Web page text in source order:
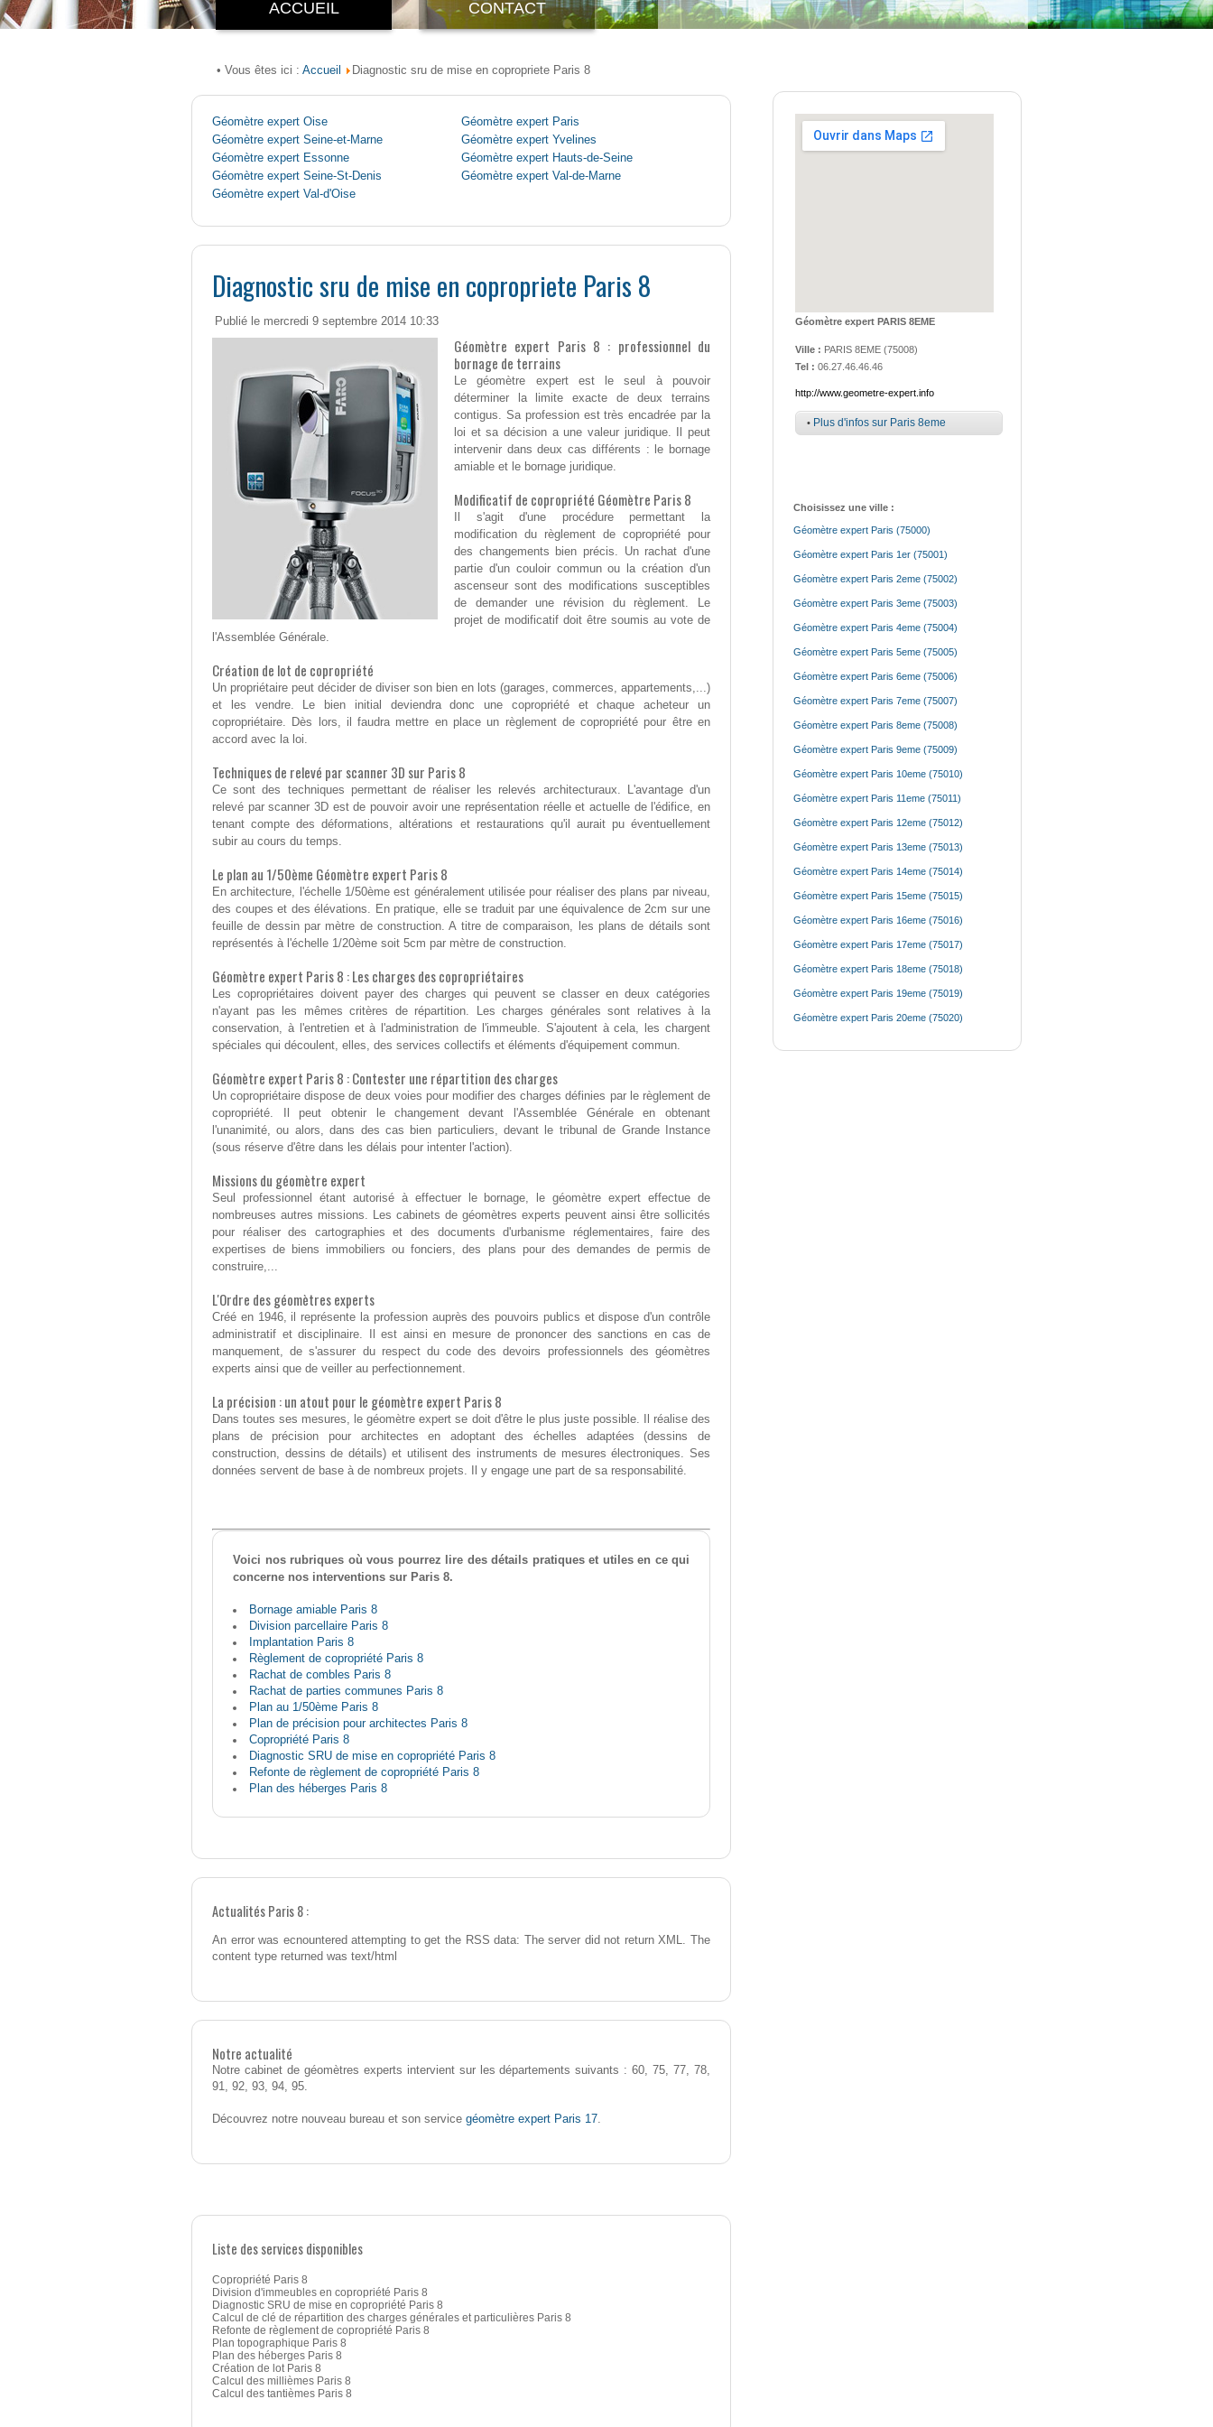
ACCUEIL CONTACT
• Vous êtes ici : Accueil Diagnostic sru de mise en copropriete Paris 8
Géomètre expert Oise
Géomètre expert Paris
Géomètre expert Seine-et-Marne
Géomètre expert Yvelines
Géomètre expert Essonne
Géomètre expert Hauts-de-Seine
Géomètre expert Seine-St-Denis
Géomètre expert Val-de-Marne
Géomètre expert Val-d'Oise
Diagnostic sru de mise en copropriete Paris 8
Publié le mercredi 9 septembre 2014 10:33
Géomètre expert Paris 8 : professionnel du
bornage de terrains
Le géomètre expert est le seul à pouvoir
déterminer la limite exacte de deux terrains
contigus. Sa profession est très encadrée par la
loi et sa décision a une valeur juridique. Il peut
intervenir dans deux cas différents : le bornage
amiable et le bornage juridique.
Modificatif de copropriété Géomètre Paris 8
Il s'agit d'une procédure permettant la
modification du règlement de copropriété pour
des changements bien précis. Un rachat d'une
partie d'un couloir commun ou la création d'un
ascenseur sont des modifications susceptibles
de demander une révision du règlement. Le
projet de modificatif doit être soumis au vote de
l'Assemblée Générale.
Création de lot de copropriété
Un propriétaire peut décider de diviser son bien en lots (garages, commerces, appartements,...)
et les vendre. Le bien initial deviendra donc une copropriété et chaque acheteur un
copropriétaire. Dès lors, il faudra mettre en place un règlement de copropriété pour être en
accord avec la loi.
Techniques de relevé par scanner 3D sur Paris 8
Ce sont des techniques permettant de réaliser les relevés architecturaux. L'avantage d'un
relevé par scanner 3D est de pouvoir avoir une représentation réelle et actuelle de l'édifice, en
tenant compte des déformations, altérations et restaurations qu'il aurait pu éventuellement
subir au cours du temps.
Le plan au 1/50ème Géomètre expert Paris 8
En architecture, l'échelle 1/50ème est généralement utilisée pour réaliser des plans par niveau,
des coupes et des élévations. En pratique, elle se traduit par une équivalence de 2cm sur une
feuille de dessin par mètre de construction. A titre de comparaison, les plans de détails sont
représentés à l'échelle 1/20ème soit 5cm par mètre de construction.
Géomètre expert Paris 8 : Les charges des copropriétaires
Les copropriétaires doivent payer des charges qui peuvent se classer en deux catégories
n'ayant pas les mêmes critères de répartition. Les charges générales sont relatives à la
conservation, à l'entretien et à l'administration de l'immeuble. S'ajoutent à cela, les chargent
spéciales qui découlent, elles, des services collectifs et éléments d'équipement commun.
Géomètre expert Paris 8 : Contester une répartition des charges
Un copropriétaire dispose de deux voies pour modifier des charges définies par le règlement de
copropriété. Il peut obtenir le changement devant l'Assemblée Générale en obtenant
l'unanimité, ou alors, dans des cas bien particuliers, devant le tribunal de Grande Instance
(sous réserve d'être dans les délais pour intenter l'action).
Missions du géomètre expert
Seul professionnel étant autorisé à effectuer le bornage, le géomètre expert effectue de
nombreuses autres missions. Les cabinets de géomètres experts peuvent ainsi être sollicités
pour réaliser des cartographies et des documents d'urbanisme réglementaires, faire des
expertises de biens immobiliers ou fonciers, des plans pour des demandes de permis de
construire,...
L'Ordre des géomètres experts
Créé en 1946, il représente la profession auprès des pouvoirs publics et dispose d'un contrôle
administratif et disciplinaire. Il est ainsi en mesure de prononcer des sanctions en cas de
manquement, de s'assurer du respect du code des devoirs professionnels des géomètres
experts ainsi que de veiller au perfectionnement.
La précision : un atout pour le géomètre expert Paris 8
Dans toutes ses mesures, le géomètre expert se doit d'être le plus juste possible. Il réalise des
plans de précision pour architectes en adoptant des échelles adaptées (dessins de
construction, dessins de détails) et utilisent des instruments de mesures électroniques. Ses
données servent de base à de nombreux projets. Il y engage une part de sa responsabilité.
Voici nos rubriques où vous pourrez lire des détails pratiques et utiles en ce qui
concerne nos interventions sur Paris 8.
Bornage amiable Paris 8
Division parcellaire Paris 8
Implantation Paris 8
Règlement de copropriété Paris 8
Rachat de combles Paris 8
Rachat de parties communes Paris 8
Plan au 1/50ème Paris 8
Plan de précision pour architectes Paris 8
Copropriété Paris 8
Diagnostic SRU de mise en copropriété Paris 8
Refonte de règlement de copropriété Paris 8
Plan des héberges Paris 8
Actualités Paris 8 :
An error was ecnountered attempting to get the RSS data: The server did not return XML. The
content type returned was text/html
Notre actualité
Notre cabinet de géomètres experts intervient sur les départements suivants : 60, 75, 77, 78,
91, 92, 93, 94, 95.
Découvrez notre nouveau bureau et son service géomètre expert Paris 17.
Liste des services disponibles
Copropriété Paris 8
Division d'immeubles en copropriété Paris 8
Diagnostic SRU de mise en copropriété Paris 8
Calcul de clé de répartition des charges générales et particulières Paris 8
Refonte de règlement de copropriété Paris 8
Plan topographique Paris 8
Plan des héberges Paris 8
Création de lot Paris 8
Calcul des millièmes Paris 8
Calcul des tantièmes Paris 8
Géomètre expert PARIS 8EME
Ville : PARIS 8EME (75008)
Tel : 06.27.46.46.46
http://www.geometre-expert.info
• Plus d'infos sur Paris 8eme
Choisissez une ville :
Géomètre expert Paris (75000)
Géomètre expert Paris 1er (75001)
Géomètre expert Paris 2eme (75002)
Géomètre expert Paris 3eme (75003)
Géomètre expert Paris 4eme (75004)
Géomètre expert Paris 5eme (75005)
Géomètre expert Paris 6eme (75006)
Géomètre expert Paris 7eme (75007)
Géomètre expert Paris 8eme (75008)
Géomètre expert Paris 9eme (75009)
Géomètre expert Paris 10eme (75010)
Géomètre expert Paris 11eme (75011)
Géomètre expert Paris 12eme (75012)
Géomètre expert Paris 13eme (75013)
Géomètre expert Paris 14eme (75014)
Géomètre expert Paris 15eme (75015)
Géomètre expert Paris 16eme (75016)
Géomètre expert Paris 17eme (75017)
Géomètre expert Paris 18eme (75018)
Géomètre expert Paris 19eme (75019)
Géomètre expert Paris 20eme (75020)